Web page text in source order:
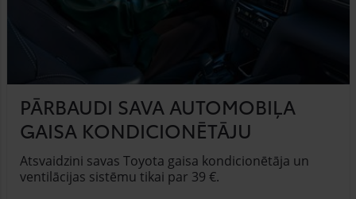
PĀRBAUDI SAVA AUTOMOBIĻA
GAISA KONDICIONĒTĀJU
Atsvaidzini savas Toyota gaisa kondicionētāja un
ventilācijas sistēmu tikai par 39 €.